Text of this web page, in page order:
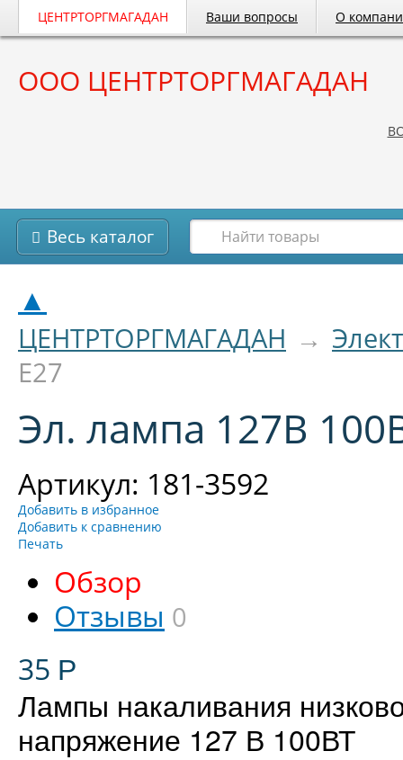
ЦЕНТРТОРГМАГАДАН Ваши вопросы О
ООО ЦЕНТРТОРГМАГАДАН
Весь каталог
▲
ЦЕНТРТОРГМАГАДАН →
Е27
Эл. лампа 127В
Артикул: 181-3592
Добавить в избранное
Добавить к сравнению
Печать
Обзор
Отзывы 0
35 Р
Лампы накаливания
напряжение 127 В 100ВТ